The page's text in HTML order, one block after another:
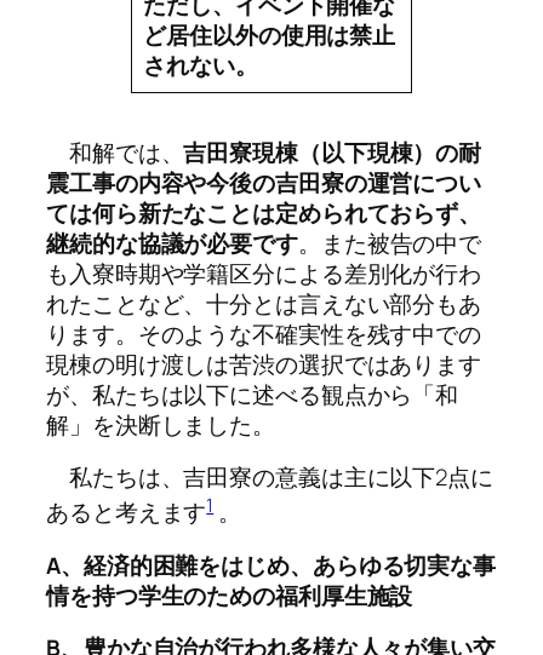
ど居住以外の使用は禁止
されない。
和解では、吉田寮現棟（以下現棟）の耐
震工事の内容や今後の吉田寮の運営につい
ては何ら新たなことは定められておらず、
継続的な協議が必要です。また被告の中で
も入寮時期や学籍区分による差別化が行わ
れたことなど、十分とは言えない部分もあ
ります。そのような不確実性を残す中での
現棟の明け渡しは苦渋の選択ではあります
が、私たちは以下に述べる観点から「和
解」を決断しました。
私たちは、吉田寮の意義は主に以下2点に
あると考えます1。
A、 経済的困難をはじめ、あらゆる切実な事
情を持つ学生のための福利厚生施設
B、豊かな自治が行われ多様な人々が集い交